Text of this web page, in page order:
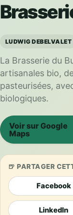
LUDWIG DEBELVALET
La Brasserie du
artisanales bio,
pasteurisées,
biologiques.
Voir sur Google
Maps
PARTAGER
Facebook
LinkedIn